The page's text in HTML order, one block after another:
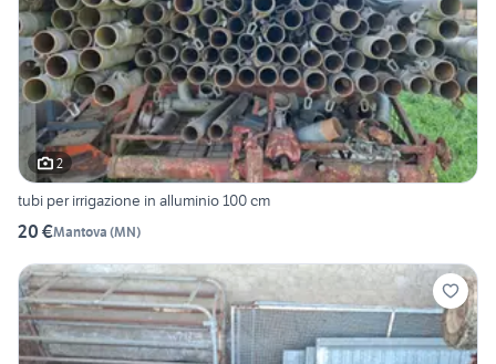
2
tubi per irrigazione in alluminio 100 cm
20 €Mantova (MN)